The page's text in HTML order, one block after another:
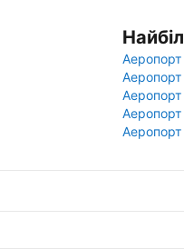
Аеропорт
Аеропорт